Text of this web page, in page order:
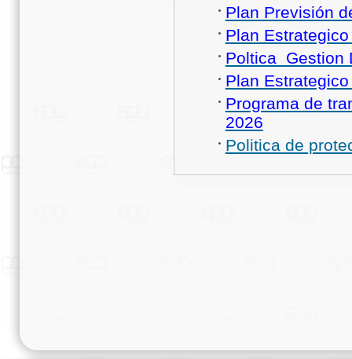
Plan Previsión
Plan
Poltica Gestion
Plan
Programa de
2026
Politica de